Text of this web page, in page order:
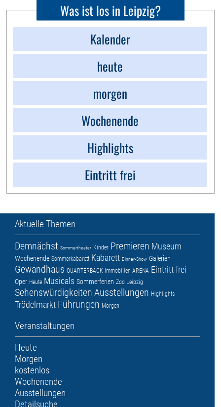
Was ist los in Leipzig?
Kalender
heute
morgen
Wochenende
Highlights
Eintritt frei
Aktuelle Themen
Demnächst Sommertheater Kinder Premieren Museum
Wochenende Sommerkabarett Kabarett Dinner-Show Galerien
Gewandhaus QUARTERBACK Immobilien ARENA Eintritt frei
Oper Heute Musicals Sommerferien Zoo Leipzig
Sehenswürdigkeiten Ausstellungen Highlights
Trödelmarkt Führungen Morgen
Veranstaltungen
Heute
Morgen
kostenlos
Wochenende
Ausstellungen
Detailsuche